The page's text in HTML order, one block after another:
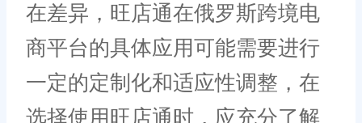
在差异，旺店通在俄罗斯跨境电
商平台的具体应用可能需要进行
一定的定制化和适应性调整，在
选择使用旺店通时，应充分了解